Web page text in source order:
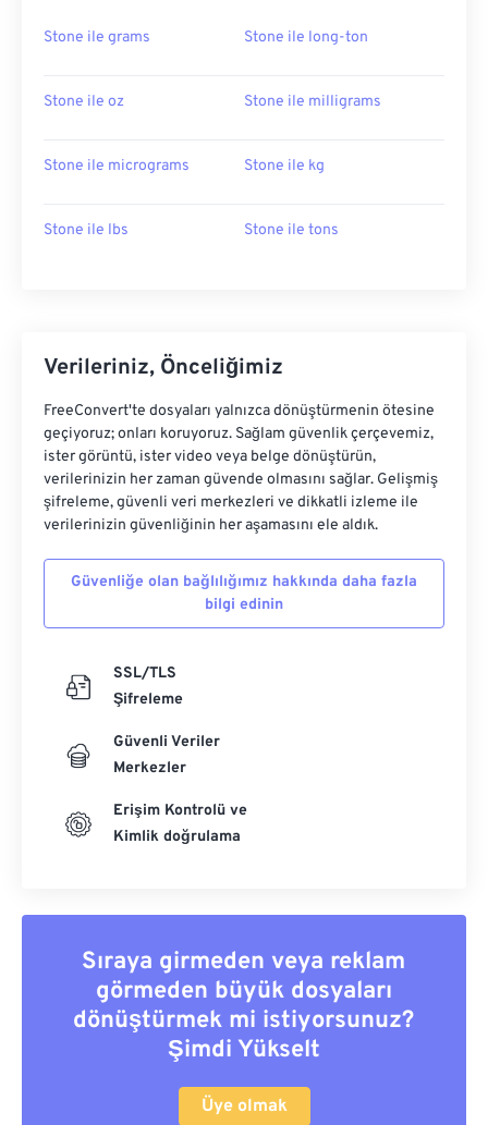
Stone ile grams Stone ile long-ton
Stone ile oz Stone ile milligrams
Stone ile micrograms Stone ile kg
Stone ile lbs Stone ile tons
Verileriniz, Önceliğimiz
FreeConvert'te dosyaları yalnızca dönüştürmenin ötesine
geçiyoruz; onları koruyoruz. Sağlam güvenlik çerçevemiz,
ister görüntü, ister video veya belge dönüştürün,
verilerinizin her zaman güvende olmasını sağlar. Gelişmiş
şifreleme, güvenli veri merkezleri ve dikkatli izleme ile
verilerinizin güvenliğinin her aşamasını ele aldık.
Güvenliğe olan bağlılığımız hakkında daha fazla
bilgi edinin
SSL/TLS
Şifreleme
Güvenli Veriler
Merkezler
Erişim Kontrolü ve
Kimlik doğrulama
Sıraya girmeden veya reklam
görmeden büyük dosyaları
dönüştürmek mi istiyorsunuz?
Şimdi Yükselt
Üye olmak